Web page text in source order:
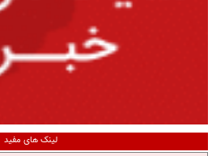
لینک های مفید